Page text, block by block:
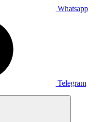
Whatsapp
Telegram